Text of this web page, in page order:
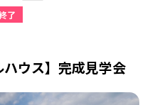
了
ハウス】完成見学会